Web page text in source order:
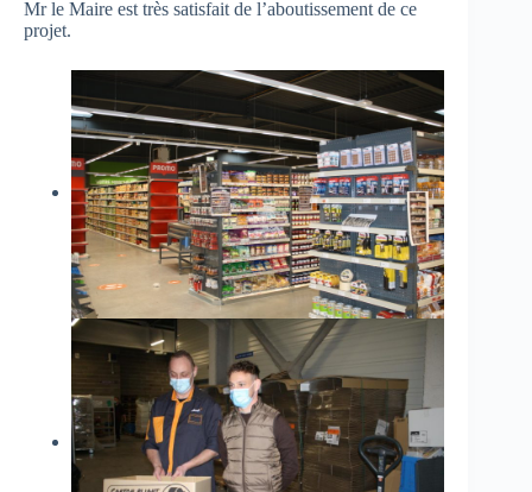
Mr le Maire est très satisfait de l’aboutissement de ce
projet.